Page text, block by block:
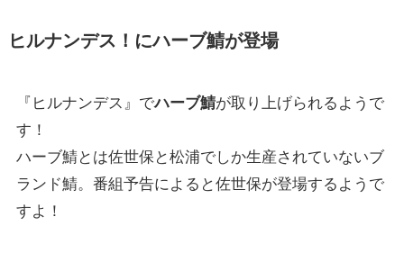
ヒルナンデス！にハーブ鯖が登場
『ヒルナンデス』でハーブ鯖が取り上げられるようで
す！
ハーブ鯖とは佐世保と松浦でしか生産されていないブ
ランド鯖。番組予告によると佐世保が登場するようで
すよ！